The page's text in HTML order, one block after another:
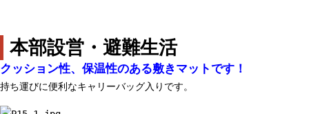
本部設営・避難生活
クッション性、保温性のある敷きマットです！
持ち運びに便利なキャリーバッグ入りです。